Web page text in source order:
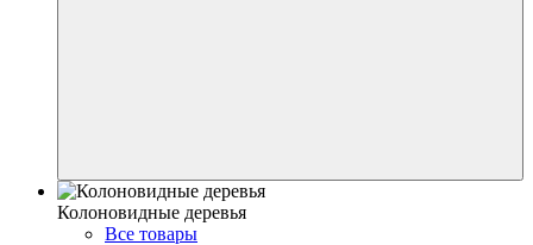
Колоновидные деревья
Все товары